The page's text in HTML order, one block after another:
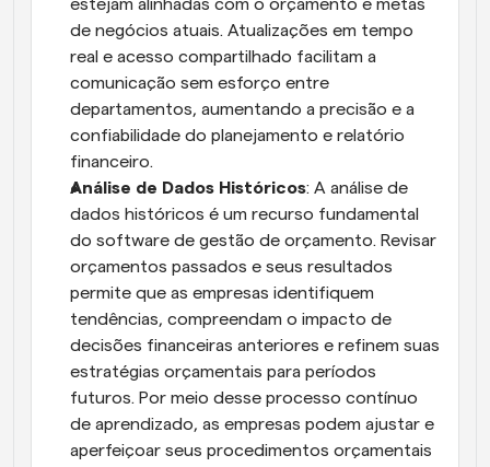
estejam alinhadas com o orçamento e metas
de negócios atuais. Atualizações em tempo
real e acesso compartilhado facilitam a
comunicação sem esforço entre
departamentos, aumentando a precisão e a
confiabilidade do planejamento e relatório
financeiro.
Análise de Dados Históricos: A análise de
dados históricos é um recurso fundamental
do software de gestão de orçamento. Revisar
orçamentos passados e seus resultados
permite que as empresas identifiquem
tendências, compreendam o impacto de
decisões financeiras anteriores e refinem suas
estratégias orçamentais para períodos
futuros. Por meio desse processo contínuo
de aprendizado, as empresas podem ajustar e
aperfeiçoar seus procedimentos orçamentais